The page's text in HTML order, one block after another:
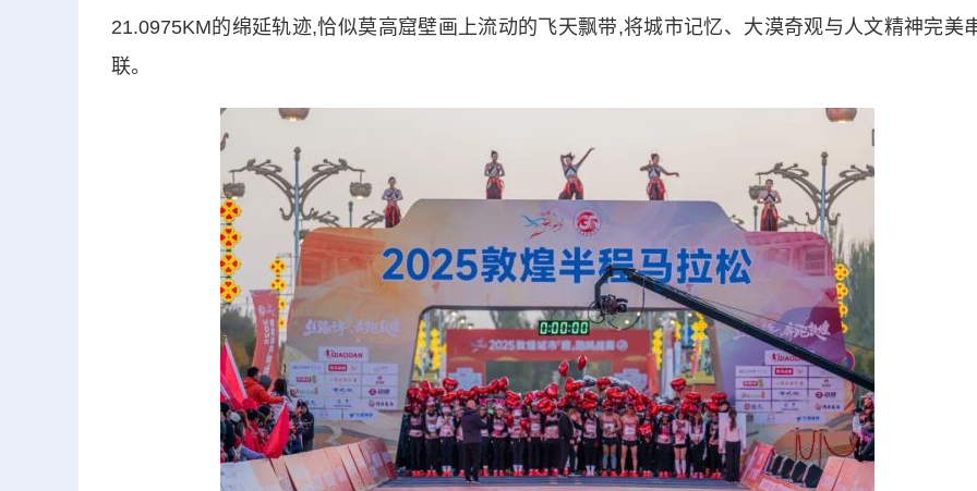
21.0975KM的绵延轨迹,恰似莫高窟壁画上流动的飞天飘带,将城市记忆、大漠奇观与人文精神完美
联。